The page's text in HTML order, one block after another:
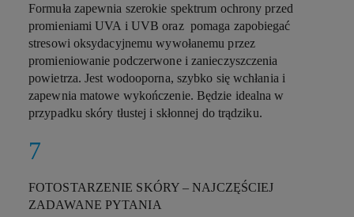
Formuła zapewnia szerokie spektrum ochrony przed
promieniami UVA i UVB oraz pomaga zapobiegać
stresowi oksydacyjnemu wywołanemu przez
promieniowanie podczerwone i zanieczyszczenia
powietrza. Jest wodooporna, szybko się wchłania i
zapewnia matowe wykończenie. Będzie idealna w
przypadku skóry tłustej i skłonnej do trądziku.
FOTOSTARZENIE SKÓRY – NAJCZĘŚCIEJ
ZADAWANE PYTANIA